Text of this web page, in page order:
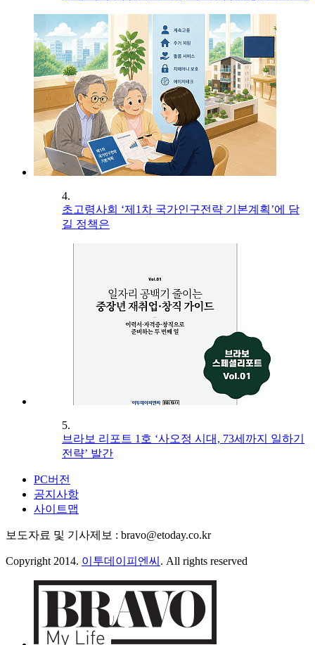
4.
초고령사회 ‘제1차 국가인구전략 기본계획’에 담
길 정책은
5.
브라보 리포트 1호 ‘사오정 시대, 73세까지 일하기
전략’ 발간
PC버전
공지사항
사이트맵
보도자료 및 기사제보 : bravo@etoday.co.kr
Copyright 2014. 이투데이피엔씨 . All rights reserved